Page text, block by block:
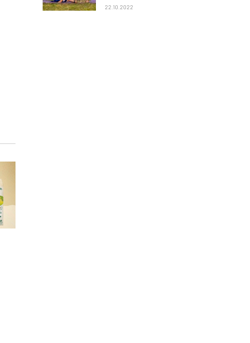
22.10.2022